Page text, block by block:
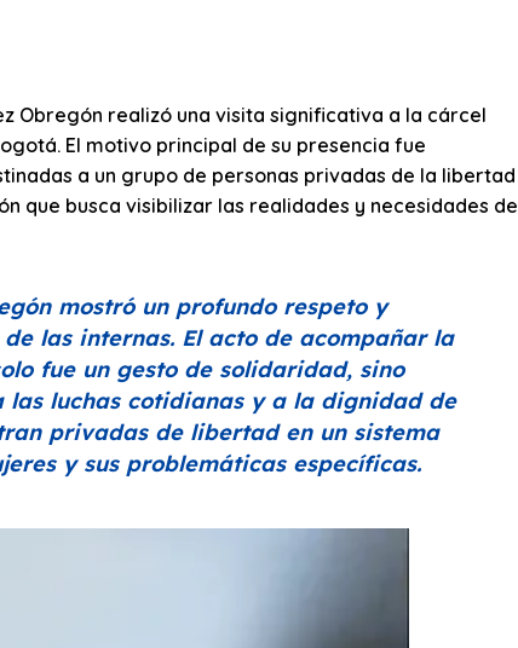
Obregón realizó una visita significativa a la cárcel
El motivo principal de su presencia fue
a un grupo de personas privadas de la libertad
que busca visibilizar las realidades y necesidades de
mostró un profundo respeto y
las internas. El acto de acompañar la
fue un gesto de solidaridad, sino
luchas cotidianas y a la dignidad de
privadas de libertad en un sistema
y sus problemáticas específicas.